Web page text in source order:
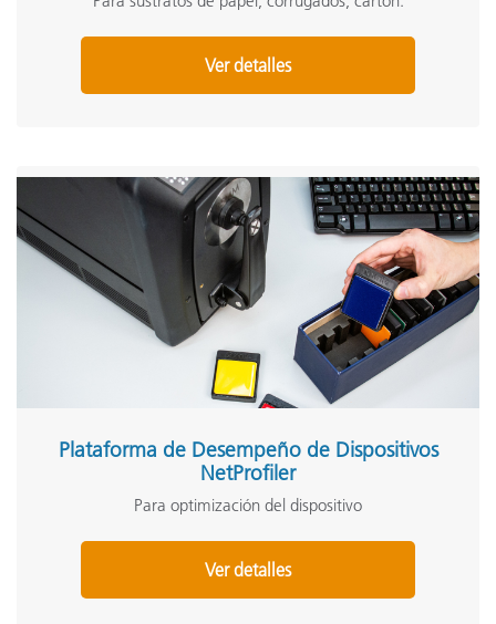
Ver detalles
Plataforma de Desempeño de Dispositivos
NetProfiler
Para optimización del dispositivo
Ver detalles